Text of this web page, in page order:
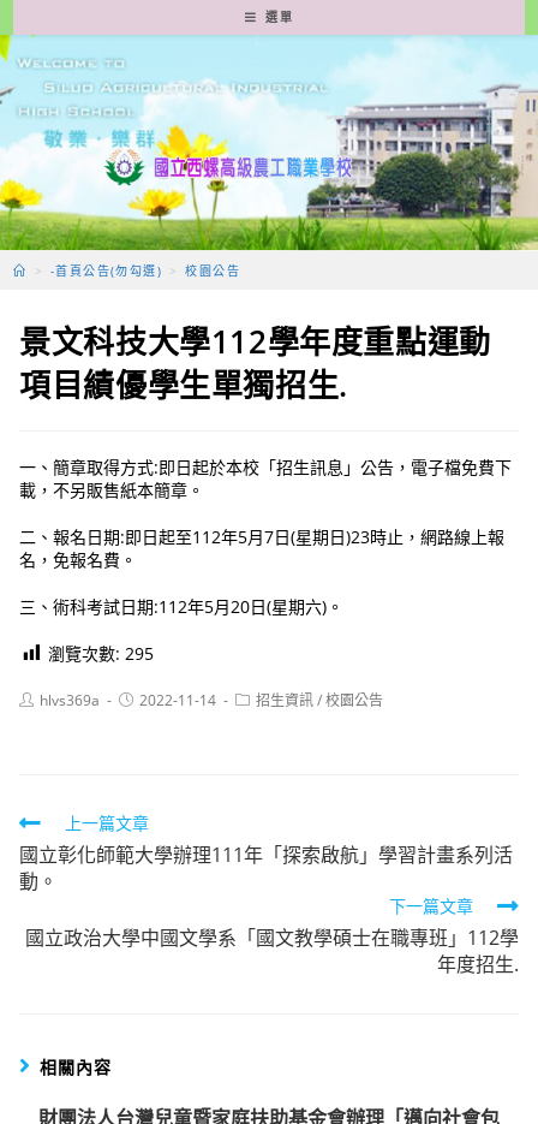
轉
至
要
容
選單
> -首頁公告(勿勾選) > 校園公告
景文科技大學112學年度重點運動
項目績優學生單獨招生.
一、簡章取得方式:即日起於本校「招生訊息」公告，電子檔免費下
載，不另販售紙本簡章。
二、報名日期:即日起至112年5月7日(星期日)23時止，網路線上報
名，免報名費。
三、術科考試日期:112年5月20日(星期六)。
瀏覽次數: 295
Posthlvs369a
Post2022-11-14
Post招生資訊/校園公告
Read
more
articles
上一篇文章
國立彰化師範大學辦理111年「探索啟航」學習計畫系列活
動。
下一篇文章
國立政治大學中國文學系「國文教學碩士在職專班」112學
年度招生.
相關內容
財團法人台灣兒童暨家庭扶助基金會辦理「邁向社會包